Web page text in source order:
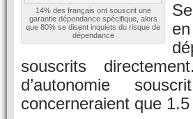
14% des français ont souscrit une
garantie dépendance spécifique, alors
que 80% se disent inquiets du risque de
dépendance
souscrits
d’autonomie
concerneraient que